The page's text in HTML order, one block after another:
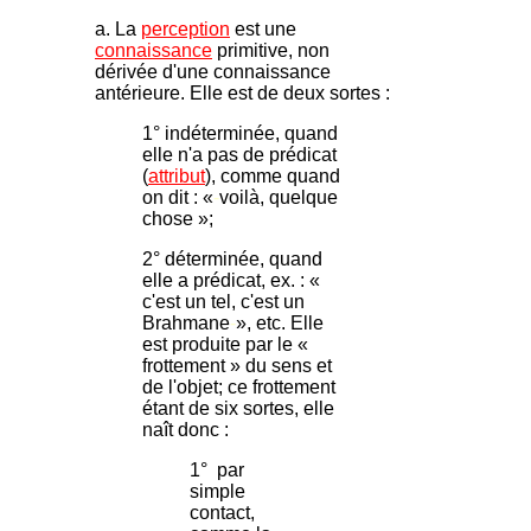
a. La perception est une
connaissance primitive, non
dérivée d'une connaissance
antérieure. Elle est de deux sortes :
1° indéterminée, quand
elle n'a pas de prédicat
(attribut), comme quand
on dit : «-voilà, quelque
chose »;
2° déterminée, quand
elle a prédicat, ex. : «
c'est un tel, c'est un
Brahmane-», etc. Elle
est produite par le «
frottement » du sens et
de l'objet; ce frottement
étant de six sortes, elle
naît donc :
1° par
simple
contact,